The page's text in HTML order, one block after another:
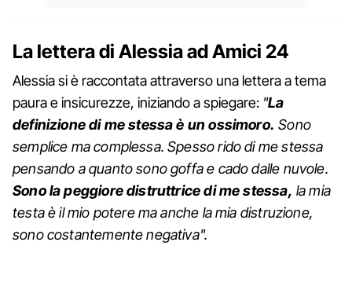
La lettera di Alessia ad Amici 24
Alessia si è raccontata attraverso una lettera a tema
paura e insicurezze, iniziando a spiegare: "La
definizione di me stessa è un ossimoro. Sono
semplice ma complessa. Spesso rido di me stessa
pensando a quanto sono goffa e cado dalle nuvole.
Sono la peggiore distruttrice di me stessa, la mia
testa è il mio potere ma anche la mia distruzione,
sono costantemente negativa".